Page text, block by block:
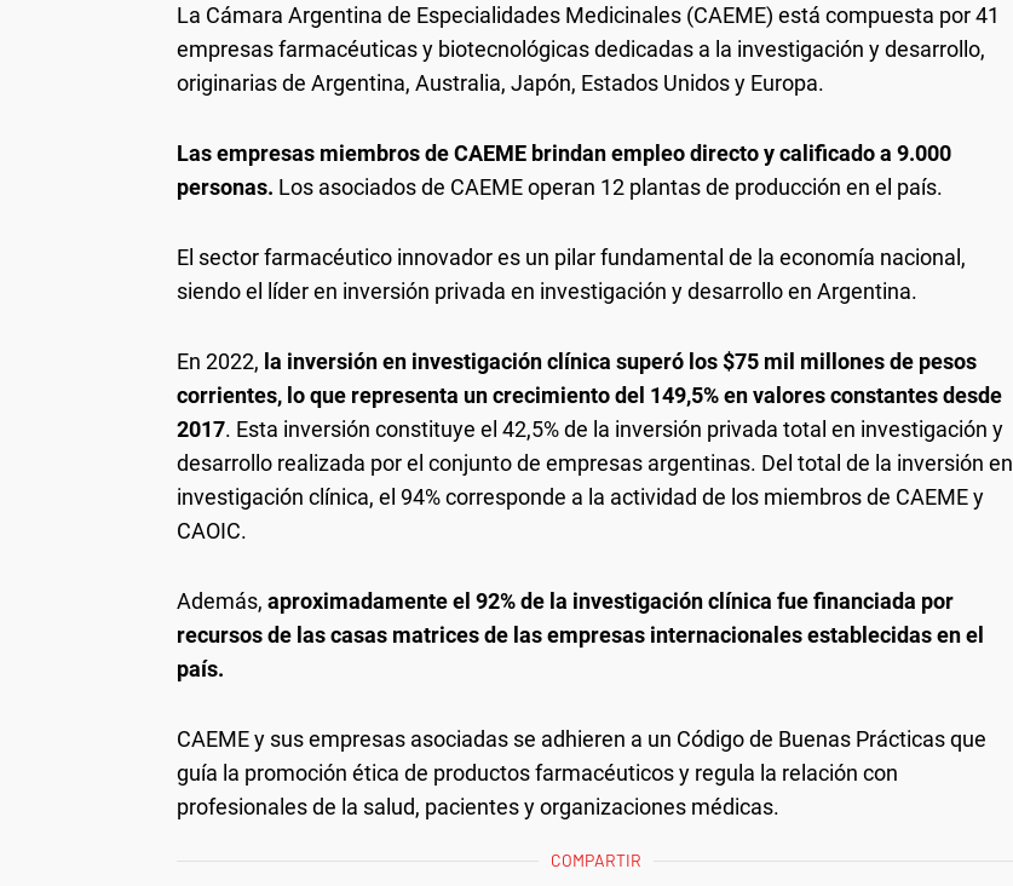
La Cámara Argentina de Especialidades Medicinales (CAEME) está compuesta por 41
empresas farmacéuticas y biotecnológicas dedicadas a la investigación y desarrollo,
originarias de Argentina, Australia, Japón, Estados Unidos y Europa.
Las empresas miembros de CAEME brindan empleo directo y calificado a 9.000
personas. Los asociados de CAEME operan 12 plantas de producción en el país.
El sector farmacéutico innovador es un pilar fundamental de la economía nacional,
siendo el líder en inversión privada en investigación y desarrollo en Argentina.
En 2022, la inversión en investigación clínica superó los $75 mil millones de pesos
corrientes, lo que representa un crecimiento del 149,5% en valores constantes desde
2017. Esta inversión constituye el 42,5% de la inversión privada total en investigación y
desarrollo realizada por el conjunto de empresas argentinas. Del total de la inversión en
investigación clínica, el 94% corresponde a la actividad de los miembros de CAEME y
CAOIC.
Además, aproximadamente el 92% de la investigación clínica fue financiada por
recursos de las casas matrices de las empresas internacionales establecidas en el
país.
CAEME y sus empresas asociadas se adhieren a un Código de Buenas Prácticas que
guía la promoción ética de productos farmacéuticos y regula la relación con
profesionales de la salud, pacientes y organizaciones médicas.
COMPARTIR